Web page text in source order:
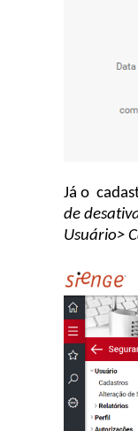
Já o
de
Usuário>